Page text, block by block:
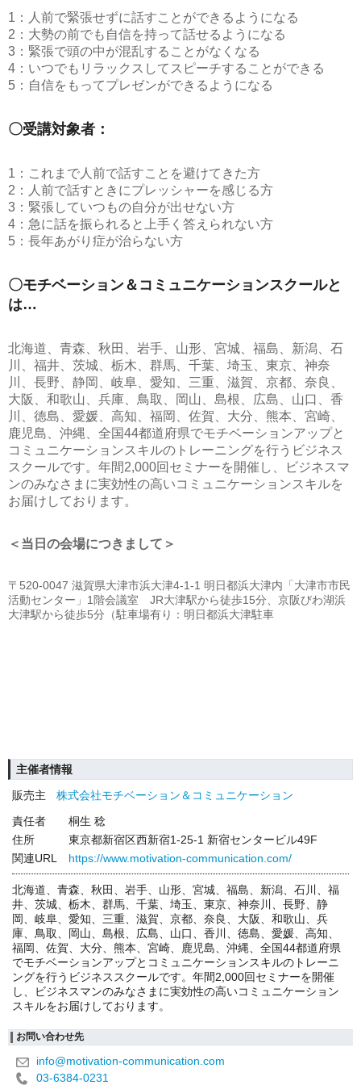
1：人前で緊張せずに話すことができるようになる
2：大勢の前でも自信を持って話せるようになる
3：緊張で頭の中が混乱することがなくなる
4：いつでもリラックスしてスピーチすることができる
5：自信をもってプレゼンができるようになる
〇受講対象者：
1：これまで人前で話すことを避けてきた方
2：人前で話すときにプレッシャーを感じる方
3：緊張していつもの自分が出せない方
4：急に話を振られると上手く答えられない方
5：長年あがり症が治らない方
〇モチベーション＆コミュニケーションスクールと
は…
北海道、青森、秋田、岩手、山形、宮城、福島、新潟、石
川、福井、茨城、栃木、群馬、千葉、埼玉、東京、神奈
川、長野、静岡、岐阜、愛知、三重、滋賀、京都、奈良、
大阪、和歌山、兵庫、鳥取、岡山、島根、広島、山口、香
川、徳島、愛媛、高知、福岡、佐賀、大分、熊本、宮崎、
鹿児島、沖縄、全国44都道府県でモチベーションアップと
コミュニケーションスキルのトレーニングを行うビジネス
スクールです。年間2,000回セミナーを開催し、ビジネスマ
ンのみなさまに実効性の高いコミュニケーションスキルを
お届けしております。
＜当日の会場につきまして＞
〒520-0047 滋賀県大津市浜大津4-1-1 明日都浜大津内「大津市市民
活動センター」1階会議室 JR大津駅から徒歩15分、京阪びわ湖浜
大津駅から徒歩5分（駐車場有り：明日都浜大津駐車
主催者情報
販売主
株式会社モチベーション＆コミュニケーション
責任者
桐生 稔
住所
東京都新宿区西新宿1-25-1 新宿センタービル49F
関連URL
https://www.motivation-communication.com/
北海道、青森、秋田、岩手、山形、宮城、福島、新潟、石川、福
井、茨城、栃木、群馬、千葉、埼玉、東京、神奈川、長野、静
岡、岐阜、愛知、三重、滋賀、京都、奈良、大阪、和歌山、兵
庫、鳥取、岡山、島根、広島、山口、香川、徳島、愛媛、高知、
福岡、佐賀、大分、熊本、宮崎、鹿児島、沖縄、全国44都道府県
でモチベーションアップとコミュニケーションスキルのトレーニ
ングを行うビジネススクールです。年間2,000回セミナーを開催
し、ビジネスマンのみなさまに実効性の高いコミュニケーション
スキルをお届けしております。
お問い合わせ先
info@motivation-communication.com
03-6384-0231